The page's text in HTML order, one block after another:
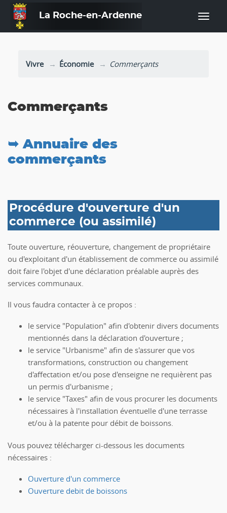
La Roche-en-Ardenne
Vivre Économie Commerçants
Commerçants
➥ Annuaire des
commerçants
Procédure d'ouverture d'un
commerce (ou assimilé)
Toute ouverture, réouverture, changement de propriétaire
ou d'exploitant d'un établissement de commerce ou assimilé
doit faire l'objet d'une déclaration préalable auprès des
services communaux.
Il vous faudra contacter à ce propos :
le service "Population" afin d'obtenir divers documents
mentionnés dans la déclaration d'ouverture ;
le service "Urbanisme" afin de s'assurer que vos
transformations, construction ou changement
d'affectation et/ou pose d'enseigne ne requièrent pas
un permis d'urbanisme ;
le service "Taxes" afin de vous procurer les documents
nécessaires à l'installation éventuelle d'une terrasse
et/ou à la patente pour débit de boissons.
Vous pouvez télécharger ci-dessous les documents
nécessaires :
Ouverture d'un commerce
Ouverture debit de boissons